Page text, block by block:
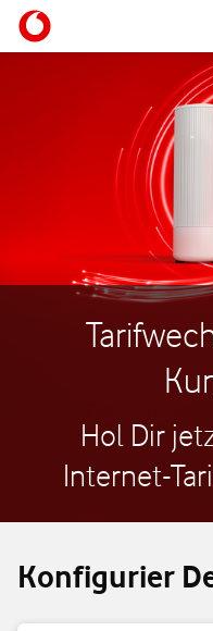
Hol Dir
Internet-
Konfigurier